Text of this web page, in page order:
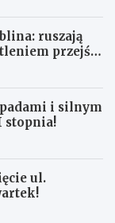
ruszają
przejść
i silnym
stopnia!
ul.